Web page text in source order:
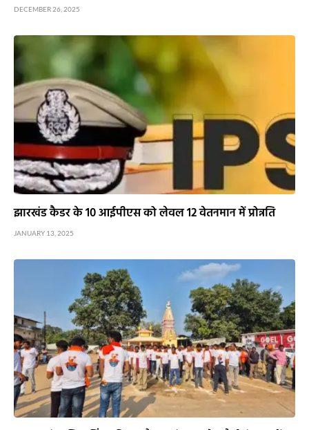
DECEMBER 26, 2025
झारखंड कैडर के 10 आईपीएस को लेवल 12 वेतनमान में प्रोन्नति
JANUARY 13, 2025